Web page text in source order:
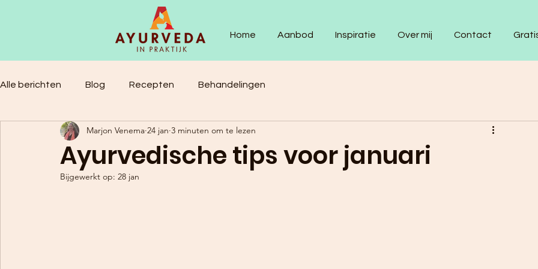
Home Aanbod Inspiratie Over mij Contact
Alle berichten Blog Recepten Behandelingen
Ayurvedische tips voor januari
Marjon Venema 24 jan 3 minuten om te lezen
Bijgewerkt op: 28 jan